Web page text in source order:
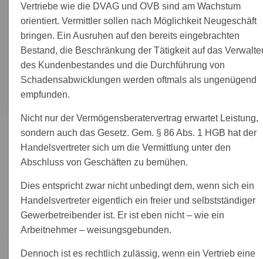
Vertriebe wie die DVAG und OVB sind am Wachstum
orientiert. Vermittler sollen nach Möglichkeit Neugeschäft
bringen. Ein Ausruhen auf den bereits eingebrachten
Bestand, die Beschränkung der Tätigkeit auf das
des Kundenbestandes und die Durchführung von
Schadensabwicklungen werden oftmals als ungenügend
empfunden.
Nicht nur der Vermögensberatervertrag erwartet Leistung,
sondern auch das Gesetz. Gem. § 86 Abs. 1 HGB hat der
Handelsvertreter sich um die Vermittlung unter den
Abschluss von Geschäften zu bemühen.
Dies entspricht zwar nicht unbedingt dem, wenn sich ein
Handelsvertreter eigentlich ein freier und selbstständiger
Gewerbetreibender ist. Er ist eben nicht – wie ein
Arbeitnehmer – weisungsgebunden.
Dennoch ist es rechtlich zulässig, wenn ein Vertrieb eine